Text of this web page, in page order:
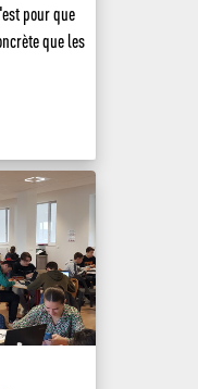
pour que
que les